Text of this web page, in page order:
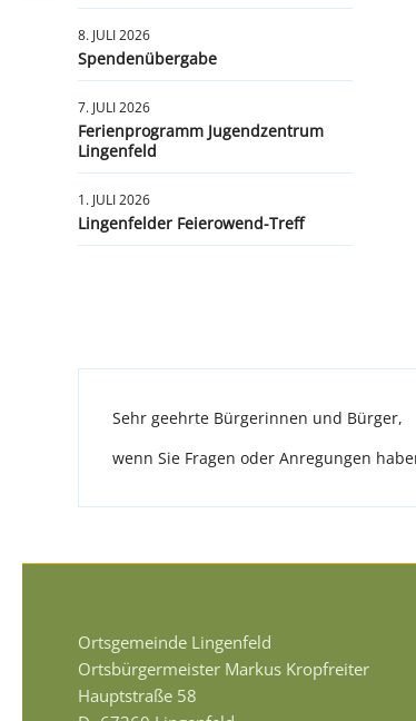
8. JULI 2026
Spendenübergabe
7. JULI 2026
Ferienprogramm Jugendzentrum
Lingenfeld
1. JULI 2026
Lingenfelder Feierowend-Treff
Sehr geehrte Bürgerinnen und Bürger,
wenn Sie Fragen oder Anregungen
Ortsgemeinde Lingenfeld
Ortsbürgermeister Markus Kropfreiter
Hauptstraße 58